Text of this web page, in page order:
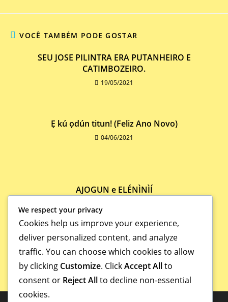
VOCÊ TAMBÉM PODE GOSTAR
SEU JOSE PILINTRA ERA PUTANHEIRO E
CATIMBOZEIRO.
19/05/2021
Ẹ kú ọdún titun! (Feliz Ano Novo)
04/06/2021
AJOGUN e ELÉNÌNÌÍ
We respect your privacy
Cookies help us improve your experience,
deliver personalized content, and analyze
traffic. You can choose which cookies to allow
by clicking Customize. ClickAccept Allto
consent or Reject Allto decline non-essential
cookies.